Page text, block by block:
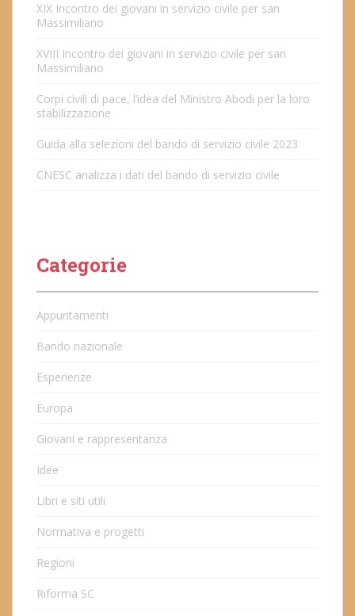
XIX Incontro dei giovani in servizio civile per san
Massimiliano
XVIII Incontro dei giovani in servizio civile per san
Massimiliano
Corpi civili di pace, l’idea del Ministro Abodi per la loro
stabilizzazione
Guida alla selezioni del bando di servizio civile 2023
CNESC analizza i dati del bando di servizio civile
Categorie
Appuntamenti
Bando nazionale
Esperienze
Europa
Giovani e rappresentanza
Idee
Libri e siti utili
Normativa e progetti
Regioni
Riforma SC